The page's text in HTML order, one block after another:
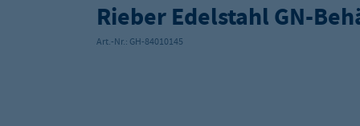
Rieber Edelstahl GN-
Art.-Nr.: GH-84010145